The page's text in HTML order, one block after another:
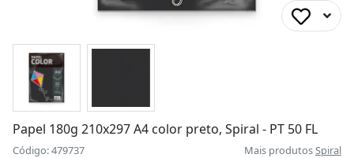
Papel 180g 210x297 A4 color preto, Spiral - PT 50 FL
Código: 479737 Mais produtosSpiral